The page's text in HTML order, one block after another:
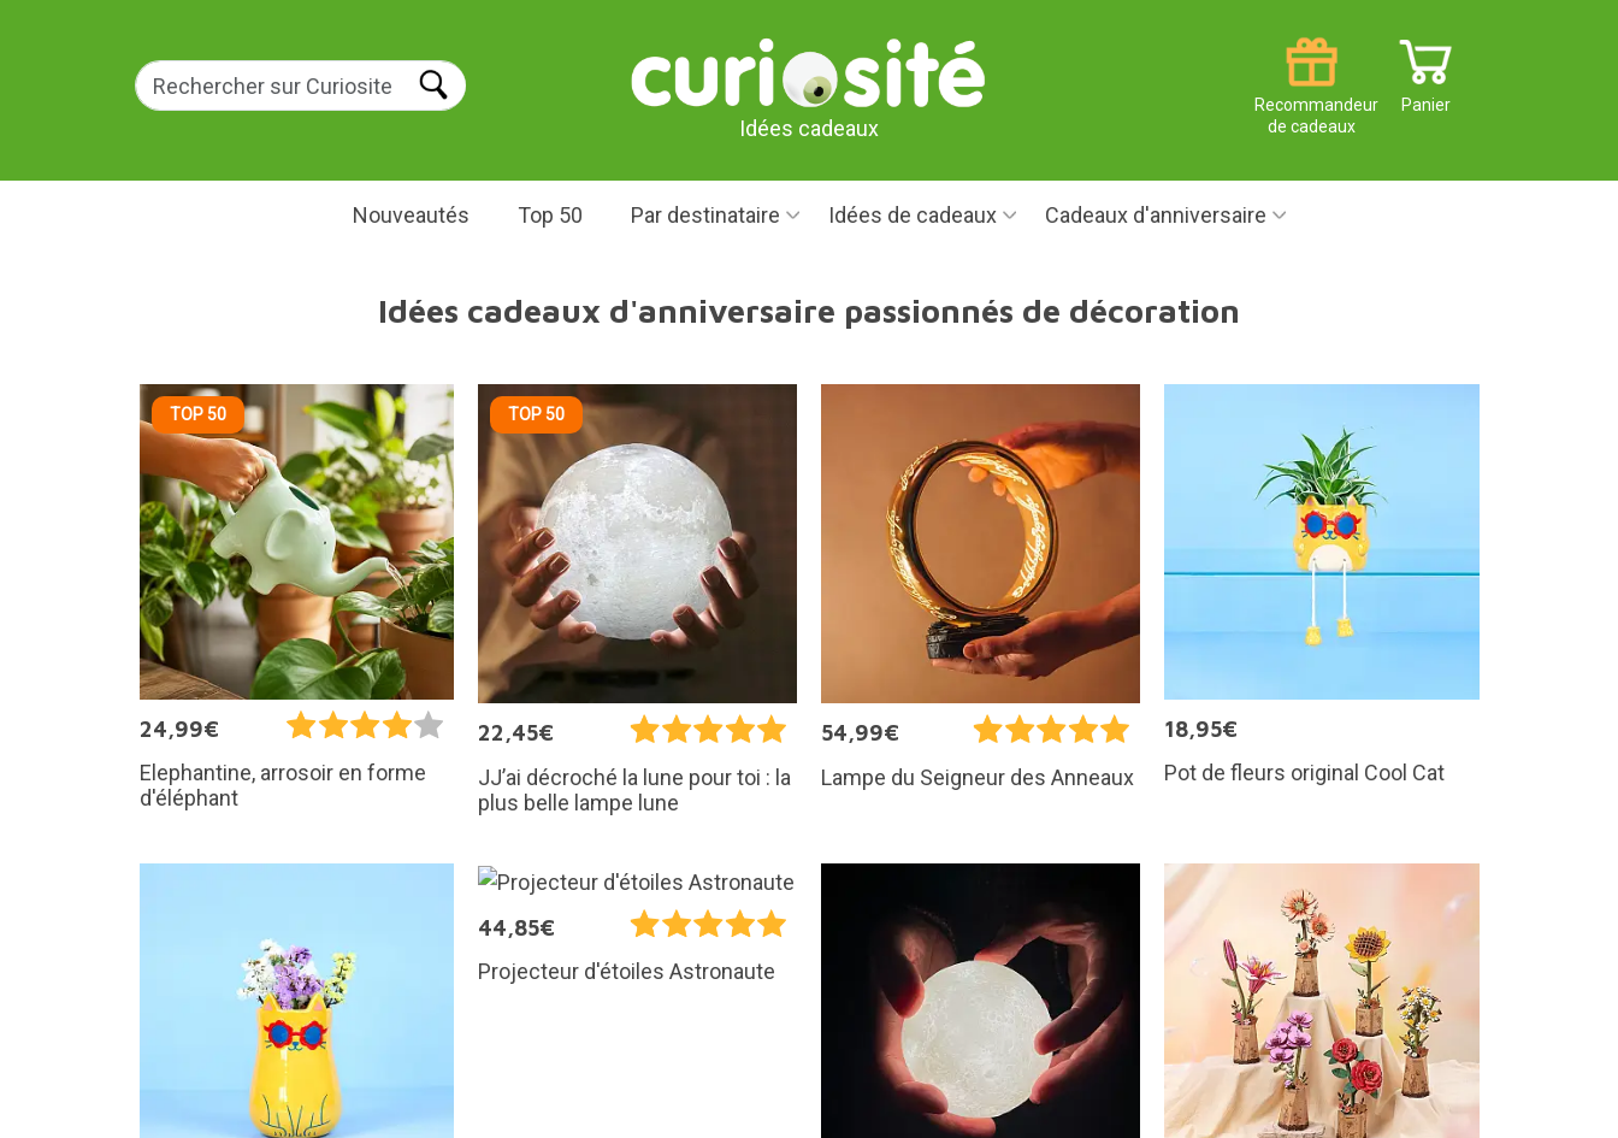
Idées cadeaux
Panier
Recommandeur
de cadeaux
Nouveautés Top 50 Par destinataire Idées de cadeaux Cadeaux d'anniversaire
Idées cadeaux d'anniversaire passionnés de décoration
TOP 50
24,99€
Elephantine, arrosoir en forme
d'éléphant
TOP 50
22,45€
JJ’ai décroché la lune pour toi : la
plus belle lampe lune
54,99€
Lampe du Seigneur des Anneaux
18,95€
Pot de fleurs original Cool Cat
44,85€
Projecteur d'étoiles Astronaute